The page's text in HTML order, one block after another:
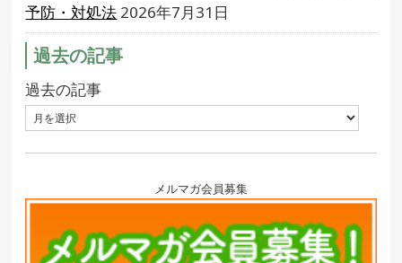
予防・対処法 2026年7月31日
過去の記事
過去の記事
メルマガ会員募集